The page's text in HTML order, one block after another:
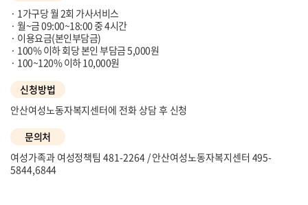
1가구당 월 2회 가사서비스
월~금 09:00~18:00 중 4시간
이용요금(본인부담금)
100% 이하 회당 본인 부담금 5,000원
100~120% 이하 10,000원
신청방법
안산여성노동자복지센터에 전화 상담 후 신청
문의처
여성가족과 여성정책팀 481-2264 / 안산여성노동자복지센터 495-
5844,6844